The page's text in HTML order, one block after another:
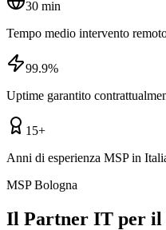
30 min
Tempo medio intervento
99.9%
Uptime garantito
15+
Anni di esperienza MSP in
MSP Bologna
Il Partner IT per il